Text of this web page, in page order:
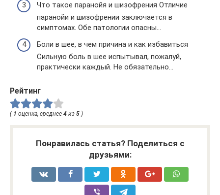
Что такое паранойя и шизофрения Отличие
паранойи и шизофрении заключается в
симптомах. Обе патологии опасны…
Боли в шее, в чем причина и как избавиться
Сильную боль в шее испытывал, пожалуй,
практически каждый. Не обязательно…
Рейтинг
( 1 оценка, среднее 4 из 5 )
Понравилась статья? Поделиться с
друзьями: